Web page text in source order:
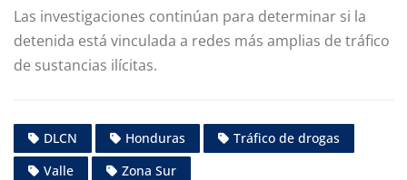
Las investigaciones continúan para determinar si la
detenida está vinculada a redes más amplias de tráfico
de sustancias ilícitas.
DLCN Honduras
Tráfico de drogas
Valle
Zona Sur